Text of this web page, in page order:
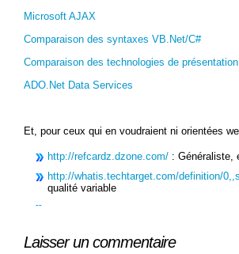
Microsoft AJAX
Comparaison des syntaxes VB.Net/C#
Comparaison des technologies de présentation
ADO.Net Data Services
Et, pour ceux qui en voudraient ni orientées
http://refcardz.dzone.com/ : Généraliste,
http://whatis.techtarget.com/definition/
qualité variable
Laisser un commentaire